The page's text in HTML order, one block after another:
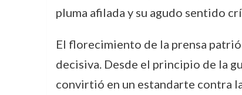
pluma afilada y su agudo sentido
El florecimiento de la prensa
decisiva. Desde el principio de la
convirtió en un estandarte contra